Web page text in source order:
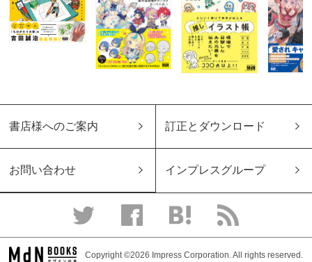
書店様へのご案内 訂正とダウンロード
お問い合わせ インプレスグループ
Copyright ©2026 Impress Corporation. All rights reserved.